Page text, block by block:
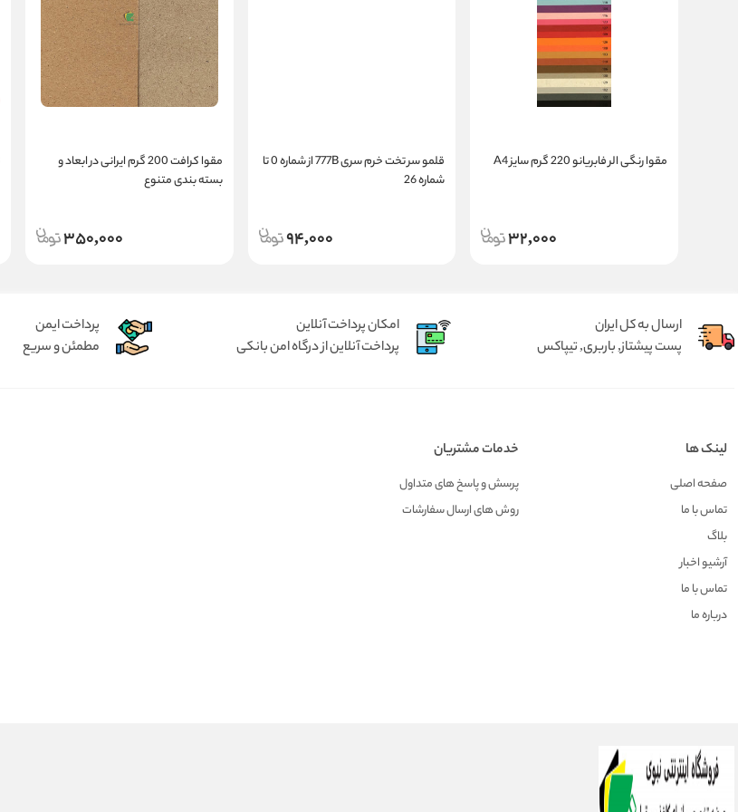
مقوا رنگی الر فابریانو 220 گرم سایز A4
32,000
قلمو سر تخت خرم سری 777B از شماره 0 تا
شماره 26
94,000
مقوا کرافت 200 گرم ایرانی در ابعاد و
بسته بندی متنوع
350,000
ارسال به کل ایران
پست پیشتاز, باربری, تیپاکس
امکان پرداخت آنلاین
پرداخت آنلاین از درگاه امن بانکی
پرداخت ایمن
مطمئن و سریع
لینک ها
صفحه اصلی
تماس با ما
بلاگ
آرشیو اخبار
تماس با ما
درباره ما
خدمات مشتریان
پرسش و پاسخ های متداول
روش های ارسال سفارشات